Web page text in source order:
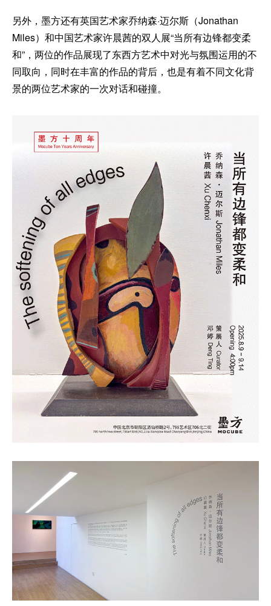
另外，墨方还有英国艺术家乔纳森·迈尔斯（Jonathan
Miles）和中国艺术家许晨茜的双人展“当所有边锋都变柔
和”，两位的作品展现了东西方艺术中对光与氛围运用的不
同取向，同时在丰富的作品的背后，也是有着不同文化背
景的两位艺术家的一次对话和碰撞。